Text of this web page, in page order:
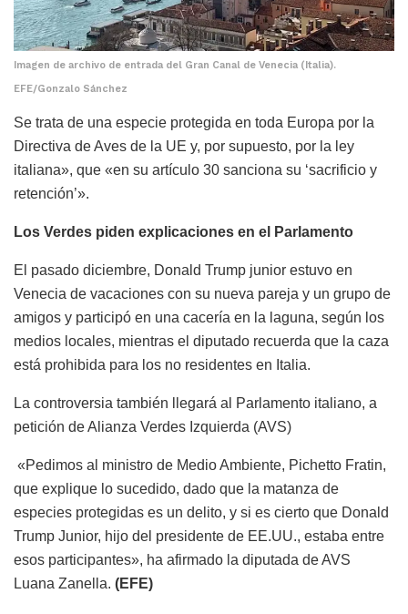
Imagen de archivo de entrada del Gran Canal de Venecia (Italia).
EFE/Gonzalo Sánchez
Se trata de una especie protegida en toda Europa por la
Directiva de Aves de la UE y, por supuesto, por la ley
italiana», que «en su artículo 30 sanciona su ‘sacrificio y
retención’».
Los Verdes piden explicaciones en el Parlamento
El pasado diciembre, Donald Trump junior estuvo en
Venecia de vacaciones con su nueva pareja y un grupo de
amigos y participó en una cacería en la laguna, según los
medios locales, mientras el diputado recuerda que la caza
está prohibida para los no residentes en Italia.
La controversia también llegará al Parlamento italiano, a
petición de Alianza Verdes Izquierda (AVS)
«Pedimos al ministro de Medio Ambiente, Pichetto Fratin,
que explique lo sucedido, dado que la matanza de
especies protegidas es un delito, y si es cierto que Donald
Trump Junior, hijo del presidente de EE.UU., estaba entre
esos participantes», ha afirmado la diputada de AVS
Luana Zanella. (EFE)